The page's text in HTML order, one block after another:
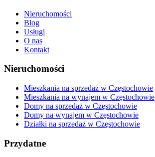
Nieruchomości
Blog
Usługi
O nas
Kontakt
Nieruchomości
Mieszkania na sprzedaż w Częstochowie
Mieszkania na wynajem w Częstochowie
Domy na sprzedaż w Częstochowie
Domy na wynajem w Częstochowie
Działki na sprzedaż w Częstochowie
Przydatne